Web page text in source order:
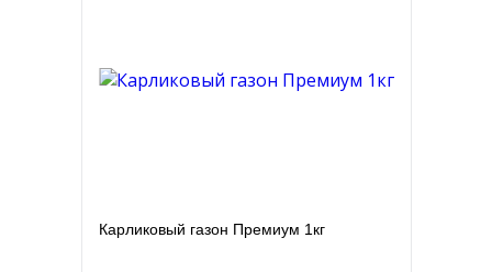
Карликовый газон Премиум 1кг